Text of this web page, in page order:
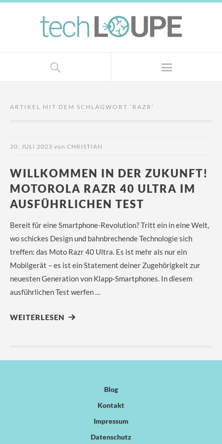
ARTIKEL MIT DEM SCHLAGWORT ‘ RAZR ’
20. JULI 2023 von CHRISTIAN
WILLKOMMEN IN DER ZUKUNFT!
MOTOROLA RAZR 40 ULTRA IM
AUSFÜHRLICHEN TEST
Bereit für eine Smartphone-Revolution? Tritt ein in eine Welt,
wo schickes Design und bahnbrechende Technologie sich
treffen: das Moto Razr 40 Ultra. Es ist mehr als nur ein
Mobilgerät – es ist ein Statement deiner Zugehörigkeit zur
neuesten Generation von Klapp-Smartphones. In diesem
ausführlichen Test werfen …
WEITERLESEN
Blog
Kontakt
Impressum
Datenschutz